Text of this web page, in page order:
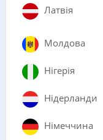
Латвія
Молдова
Нігерія
Нідерланди
Німеччина